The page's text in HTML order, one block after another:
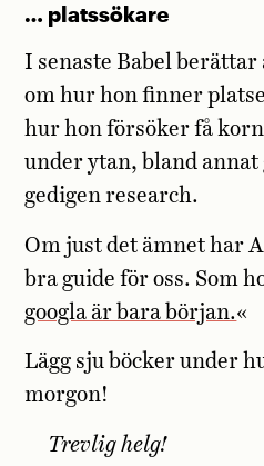
… platssökare
I senaste Babel berättar
om hur hon finner
hur hon försöker få
under ytan, bland annat
gedigen research.
Om just det ämnet har
bra guide för oss. Som
googla är bara början.«
Lägg sju böcker under
morgon!
Trevlig helg!